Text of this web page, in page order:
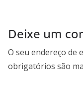
Deixe um
O seu endereço de
obrigatórios são